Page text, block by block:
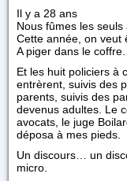
Il y a 28 ans
Nous fûmes les
Cette année, on veut
A piger dans le coffre.
Et les huit policiers à
entrèrent, suivis des
parents, suivis des
devenus adultes. Le
avocats, le juge
déposa à mes pieds.
Un discours… un
micro.